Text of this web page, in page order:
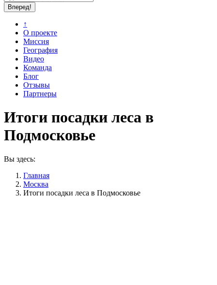
↑
О проекте
Миссия
География
Видео
Команда
Блог
Отзывы
Партнеры
Итоги посадки леса в
Подмосковье
Вы здесь:
Главная
Москва
Итоги посадки леса в Подмосковье